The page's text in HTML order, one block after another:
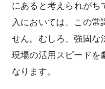
にあると考えられがち
入においては、この常
せん。むしろ、強固な
現場の活用スピードを
なります。